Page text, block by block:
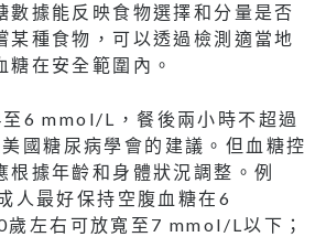
數據能反映食物選擇和分量是否
某種食物，可以透過檢測適當地
糖在安全範圍內。
6 mmol/L，餐後兩小時不超過
國糖尿病學會的建議。但血糖控
根據年齡和身體狀況調整。例
人最好保持空腹血糖在6
左右可放寬至7 mmol/L以下；